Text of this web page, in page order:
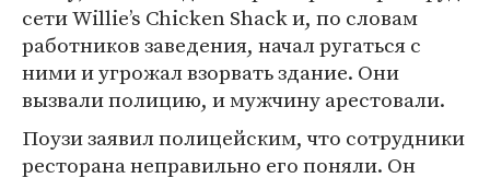
сети Willie’s Chicken Shack и, по словам
работников заведения, начал ругаться с
ними и угрожал взорвать здание. Они
вызвали полицию, и мужчину арестовали.
Поузи заявил полицейским, что сотрудники
ресторана неправильно его поняли. Он